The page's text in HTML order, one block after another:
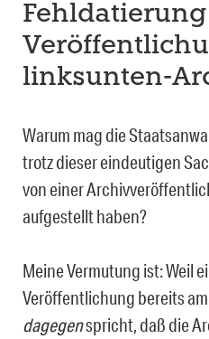
linksunten-
Warum mag die
trotz dieser eindeutigen
von einer
aufgestellt haben?
Meine Vermutung ist: Weil
Veröffentlichung bereits
dagegenspricht, daß die